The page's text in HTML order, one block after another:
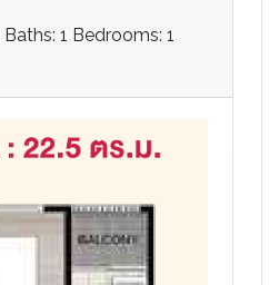
Baths: 1
Bedrooms: 1